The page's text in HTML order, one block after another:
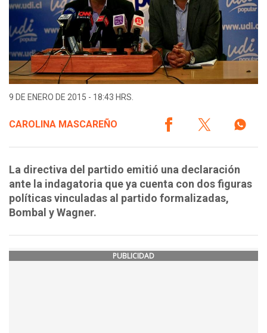
9 DE ENERO DE 2015 - 18:43 HRS.
CAROLINA MASCAREÑO
La directiva del partido emitió una declaración
ante la indagatoria que ya cuenta con dos figuras
políticas vinculadas al partido formalizadas,
Bombal y Wagner.
PUBLICIDAD